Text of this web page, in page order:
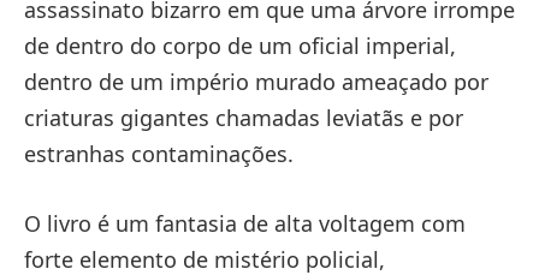
assassinato bizarro em que uma árvore irrompe
de dentro do corpo de um oficial imperial,
dentro de um império murado ameaçado por
criaturas gigantes chamadas leviatãs e por
estranhas contaminações.
O livro é um fantasia de alta voltagem com
forte elemento de mistério policial,